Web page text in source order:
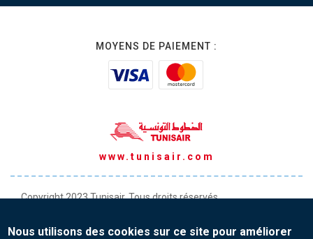
MOYENS DE PAIEMENT :
www.tunisair.com
Copyright 2023 Tunisair. Tous droits réservés
Conditions générales de Vente
Nous utilisons des cookies sur ce site pour améliorer